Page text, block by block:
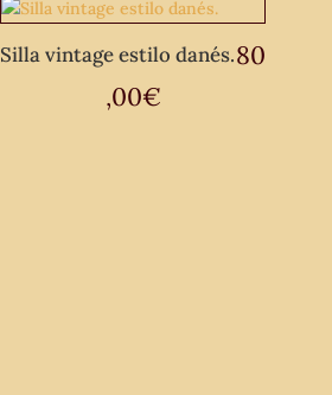
Silla vintage estilo danés.80
,00€